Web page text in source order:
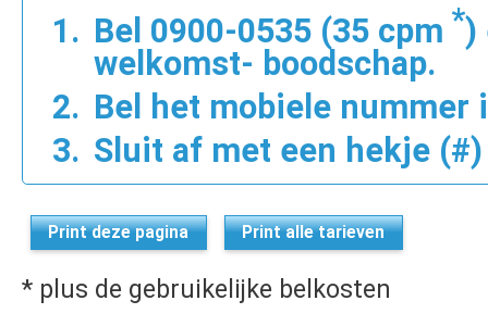
Bel 0900-0535 (35 cpm *)
welkomst- boodschap.
Bel het mobiele nummer
Sluit af met een hekje (#)
Print deze pagina Print alle tarieven
* plus de gebruikelijke belkosten